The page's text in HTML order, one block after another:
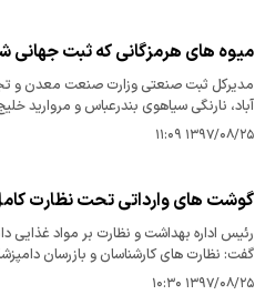
میوه های هرمزگانی که ثبت جهانی
مدیرکل ثبت صنعتی وزارت صنعت معدن و
آباد، نارنگی سیاهوی بندرعباس و مروارید
جهانی دریافت کردند.
۱۳۹۷/۰۸/۲۵ ۱۱:۰۹
گوشت های وارداتی تحت نظارت
رئیس اداره بهداشت و نظارت بر مواد غذایی
گفت: نظارت های کارشناسان و بازرسان
کشتار تا توزیع این گوشت ها را در بر می گیرد.
۱۳۹۷/۰۸/۲۵ ۱۰:۳۰